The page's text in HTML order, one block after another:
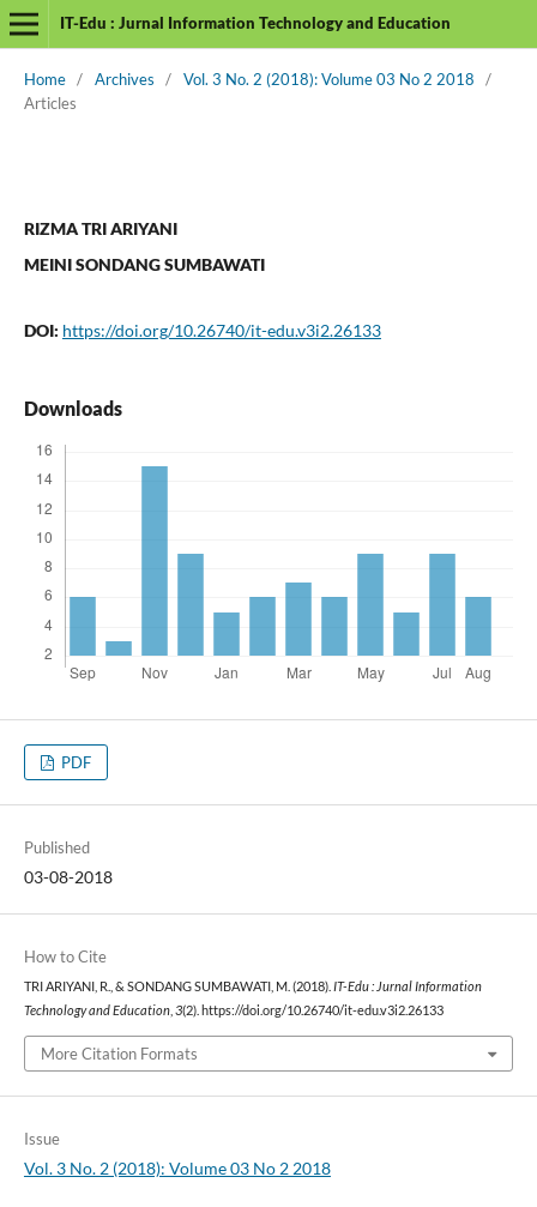
IT-Edu : Jurnal Information Technology and Education
Home / Archives / Vol. 3 No. 2 (2018): Volume 03 No 2 2018
/
Articles
RIZMA TRI ARIYANI
MEINI SONDANG SUMBAWATI
DOI: https://doi.org/10.26740/it-edu.v3i2.26133
Downloads
PDF
Published
03-08-2018
How to Cite
TRI ARIYANI, R., & SONDANG SUMBAWATI, M. (2018). IT-Edu : Jurnal Information
Technology and Education, 3(2). https://doi.org/10.26740/it-edu.v3i2.26133
More Citation Formats
Issue
Vol. 3 No. 2 (2018): Volume 03 No 2 2018